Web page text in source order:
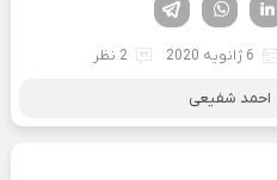
6 ژانویه 2020 2 نظر
احمد شفیعی